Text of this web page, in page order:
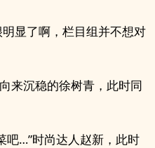
显了啊，栏目组并不想对
来沉稳的徐树青，此时同
吧…”时尚达人赵新，此时